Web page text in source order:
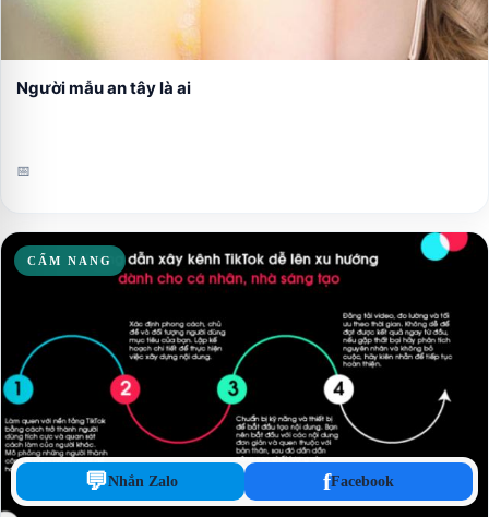
Người mẫu an tây là ai
📅
CẨM NANG
💬Nhắn Zalo fFacebook